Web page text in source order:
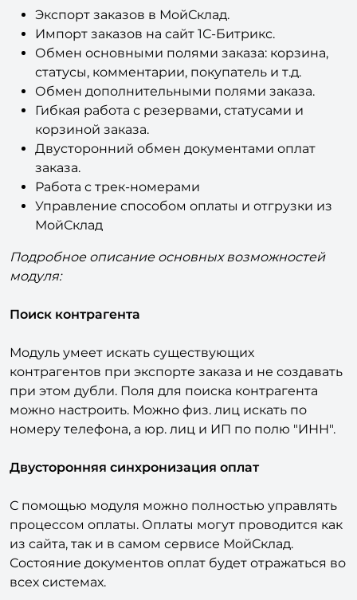
Основные возможности модуля:
Экспорт заказов в МойСклад.
Импорт заказов на сайт 1С-Битрикс.
Обмен основными полями заказа: корзина,
статусы, комментарии, покупатель и т.д.
Обмен дополнительными полями заказа.
Гибкая работа с резервами, статусами и
корзиной заказа.
Двусторонний обмен документами оплат
заказа.
Работа с трек-номерами
Управление способом оплаты и отгрузки из
МойСклад
Подробное описание основных возможностей
Модуль умеет искать существующих
контрагентов при экспорте заказа и не создавать
при этом дубли. Поля для поиска контрагента
можно настроить. Можно физ. лиц искать по
С помощью модуля можно полностью управлять
процессом оплаты. Оплаты могут проводится как
из сайта, так и в самом сервисе МойСклад.
Состояние документов оплат будет отражаться во